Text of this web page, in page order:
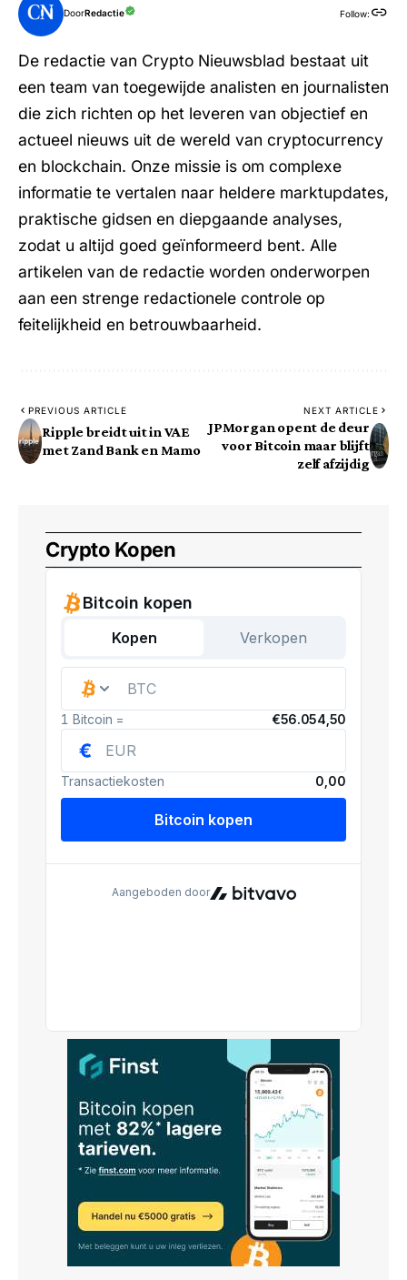
DoorRedactie Follow:
De redactie van Crypto Nieuwsblad bestaat uit
een team van toegewijde analisten en journalisten
die zich richten op het leveren van objectief en
actueel nieuws uit de wereld van cryptocurrency
en blockchain. Onze missie is om complexe
informatie te vertalen naar heldere marktupdates,
praktische gidsen en diepgaande analyses,
zodat u altijd goed geïnformeerd bent. Alle
artikelen van de redactie worden onderworpen
aan een strenge redactionele controle op
feitelijkheid en betrouwbaarheid.
PREVIOUS ARTICLE
Ripple breidt uit in VAE
met Zand Bank en Mamo
NEXT ARTICLE
JPMorgan opent de deur
voor Bitcoin maar blijft
zelf afzijdig
Crypto Kopen